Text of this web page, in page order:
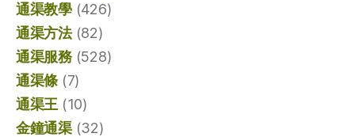
通渠教學(426)
通渠方法(82)
通渠服務(528)
通渠條 (7)
通渠王 (10)
金鐘通渠(32)